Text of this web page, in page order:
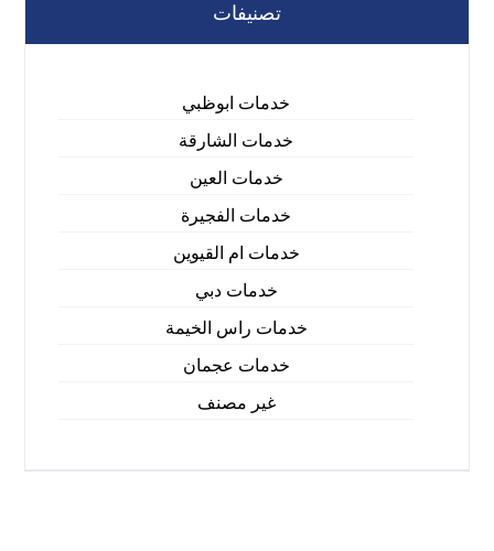
تصنيفات
خدمات ابوظبي
خدمات الشارقة
خدمات العين
خدمات الفجيرة
خدمات ام القيوين
خدمات دبي
خدمات راس الخيمة
خدمات عجمان
غير مصنف